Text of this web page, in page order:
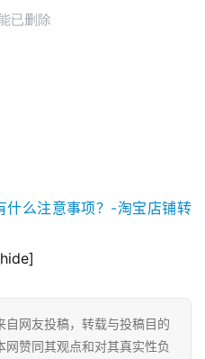
网友投稿，转载与投稿目的
赞同其观点和对其真实性负